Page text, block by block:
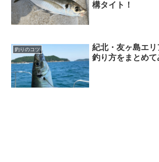
構タイト！
釣りのコツ
紀北・友ヶ島エ
釣り方をまとめて